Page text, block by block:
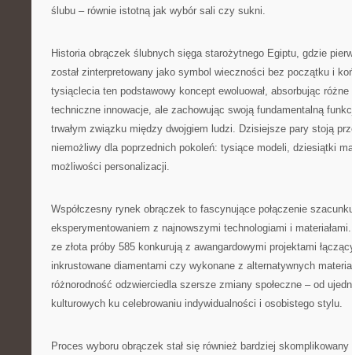
ślubu – równie istotną jak wybór sali czy sukni.
Historia obrączek ślubnych sięga starożytnego Egiptu, gdzie
został zinterpretowany jako symbol wieczności bez początku i
tysiąclecia ten podstawowy koncept ewoluował, absorbując
techniczne innowacje, ale zachowując swoją fundamentalną
trwałym związku między dwojgiem ludzi. Dzisiejsze pary stoją
niemożliwy dla poprzednich pokoleń: tysiące modeli, dziesiątki
możliwości personalizacji.
Współczesny rynek obrączek to fascynujące połączenie
eksperymentowaniem z najnowszymi technologiami i
ze złota próby 585 konkurują z awangardowymi projektami
inkrustowane diamentami czy wykonane z alternatywnych
różnorodność odzwierciedla szersze zmiany społeczne – od
kulturowych ku celebrowaniu indywidualności i osobistego stylu.
Proces wyboru obrączek stał się również bardziej